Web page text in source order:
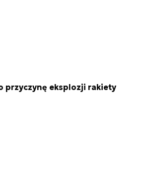
przyczynę eksplozji rakiety